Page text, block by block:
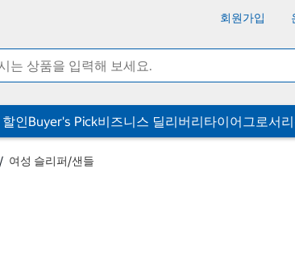
회원가입
인Buyer's Pick비즈니스 딜리버리타이어그로서리
여성 슬리퍼/샌들